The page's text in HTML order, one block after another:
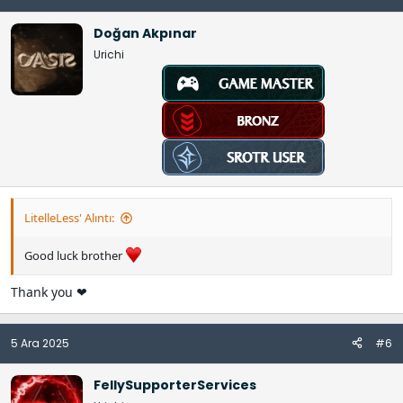
e
l
e
r
:
Doğan Akpınar
Urichi
LitelleLess' Alıntı:
Good luck brother
Thank you ❤
5 Ara 2025 #6
FellySupporterServices